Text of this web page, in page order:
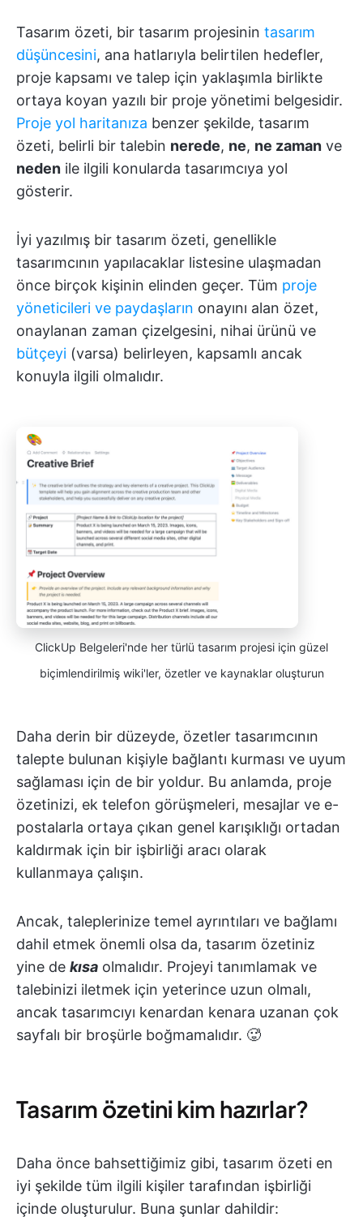
Tasarım özeti, bir tasarım projesinin tasarım
düşüncesini, ana hatlarıyla belirtilen hedefler,
proje kapsamı ve talep için yaklaşımla birlikte
ortaya koyan yazılı bir proje yönetimi belgesidir.
Proje yol haritanıza benzer şekilde, tasarım
özeti, belirli bir talebin nerede, ne, ne zaman ve
neden ile ilgili konularda tasarımcıya yol
gösterir.
İyi yazılmış bir tasarım özeti, genellikle
tasarımcının yapılacaklar listesine ulaşmadan
önce birçok kişinin elinden geçer. Tüm proje
yöneticileri ve paydaşların onayını alan özet,
onaylanan zaman çizelgesini, nihai ürünü ve
bütçeyi (varsa) belirleyen, kapsamlı ancak
konuyla ilgili olmalıdır.
ClickUp Belgeleri'nde her türlü tasarım projesi için güzel
biçimlendirilmiş wiki'ler, özetler ve kaynaklar oluşturun
Daha derin bir düzeyde, özetler tasarımcının
talepte bulunan kişiyle bağlantı kurması ve uyum
sağlaması için de bir yoldur. Bu anlamda, proje
özetinizi, ek telefon görüşmeleri, mesajlar ve e-
postalarla ortaya çıkan genel karışıklığı ortadan
kaldırmak için bir işbirliği aracı olarak
kullanmaya çalışın.
Ancak, taleplerinize temel ayrıntıları ve bağlamı
dahil etmek önemli olsa da, tasarım özetiniz
yine de kısa olmalıdır. Projeyi tanımlamak ve
talebinizi iletmek için yeterince uzun olmalı,
ancak tasarımcıyı kenardan kenara uzanan çok
sayfalı bir broşürle boğmamalıdır. 🥵
Tasarım özetini kim hazırlar?
Daha önce bahsettiğimiz gibi, tasarım özeti en
iyi şekilde tüm ilgili kişiler tarafından işbirliği
içinde oluşturulur. Buna şunlar dahildir: